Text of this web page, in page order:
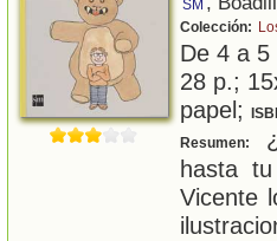
SM
Colección:
De 4 a
28 p.;
papel;
Resumen:
hasta
Vicente